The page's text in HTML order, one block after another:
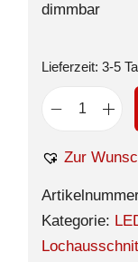
dimmbar
Lieferzeit: 3-5
Zur
Kategorie: